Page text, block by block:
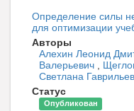
Определение силы
для оптимизации
Авторы
Алехин Леонид
Валерьевич ,
Светлана
Статус
Опубликован